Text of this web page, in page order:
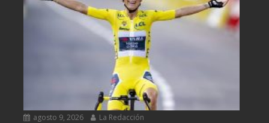
agosto 9, 2026 La Redacción